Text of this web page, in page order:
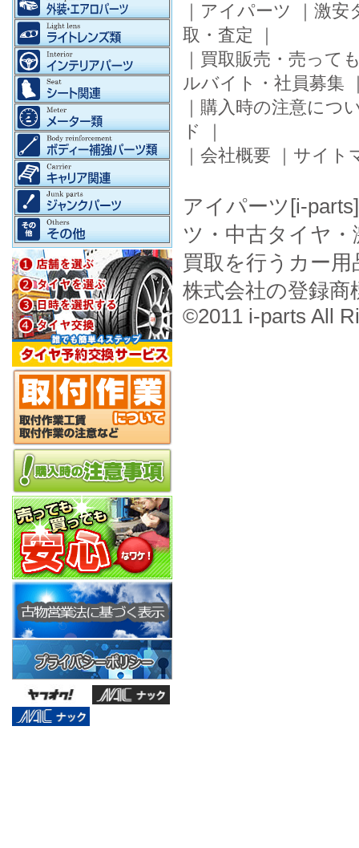
｜ アイパーツ ｜ 激安
取・査定 ｜
｜ 買取販売・売って
ルバイト・社員募集
｜ 購入時の注意につ
ド
｜
｜ 会社概要 ｜ サイト
アイパーツ[i-
ツ・中古タイヤ
買取を行うカー
株式会社の登録商
©2011 i-parts All